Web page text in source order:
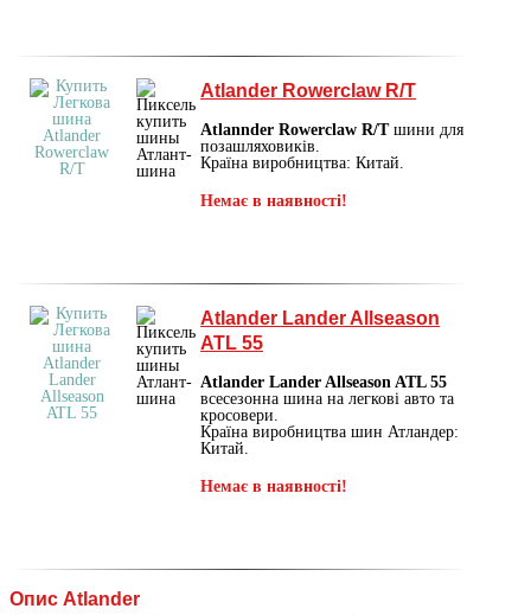
Atlander Rowerclaw R/T
Atlannder Rowerclaw R/Tшини для
позашляховиків.
Країна виробництва: Китай.
Немає в наявності!
Atlander Lander Allseason
ATL 55
Atlander Lander Allseason ATL 55
всесезонна шина на легкові авто та
кросовери.
Країна виробництва шин Атландер:
Китай.
Немає в наявності!
Опис Atlander